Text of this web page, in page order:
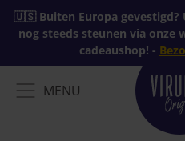
🇺🇸 Buiten Europa gevestigd?
nog steeds steunen via onze
cadeaushop! -
MENU
MENU